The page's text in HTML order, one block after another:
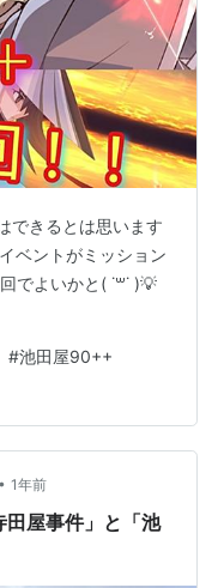
できるとは思います
ベントがミッション
よいかと( ˙꒳​˙ )💡
#池田屋90++
• 1年前
田屋事件」と「池